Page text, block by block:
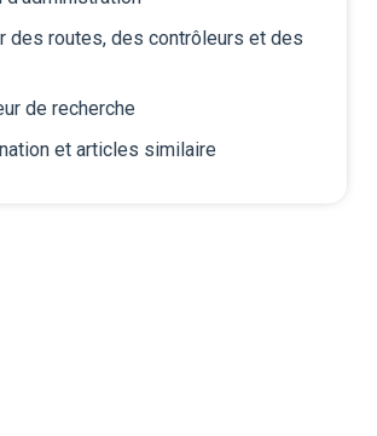
des routes, des contrôleurs et des
de recherche
et articles similaire